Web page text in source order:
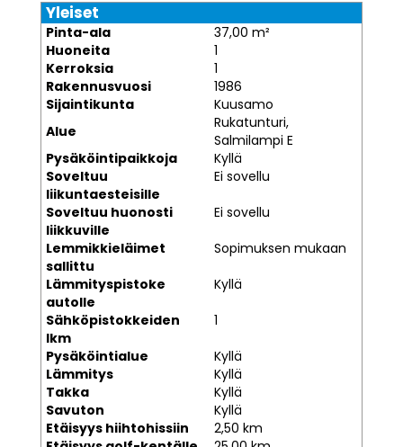
Yleiset
Pinta-ala
37,00 m²
Huoneita
1
Kerroksia
1
Rakennusvuosi
1986
Sijaintikunta
Kuusamo
Alue
Rukatunturi,
Salmilampi E
Pysäköintipaikkoja
Kyllä
Soveltuu
liikuntaesteisille
Ei sovellu
Soveltuu huonosti
liikkuville
Ei sovellu
Lemmikkieläimet
sallittu
Sopimuksen mukaan
Lämmityspistoke
autolle
Kyllä
Sähköpistokkeiden
lkm
1
Pysäköintialue
Kyllä
Lämmitys
Kyllä
Takka
Kyllä
Savuton
Kyllä
Etäisyys hiihtohissiin
2,50 km